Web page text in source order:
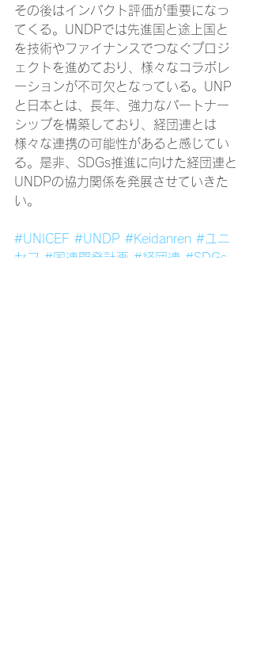
その後はインパクト評価が重要になっ
てくる。UNDPでは先進国と途上国と
を技術やファイナンスでつなぐプロジ
ェクトを進めており、様々なコラボレ
ーションが不可欠となっている。UNP
と日本とは、長年、強力なパートナー
シップを構築しており、経団連とは
様々な連携の可能性があると感じてい
る。是非、SDGs推進に向けた経団連と
UNDPの協力関係を発展させていきた
い。
#UNICEF #UNDP #Keidanren #ユニ
セフ #国連開発計画 #経団連 #SDGs